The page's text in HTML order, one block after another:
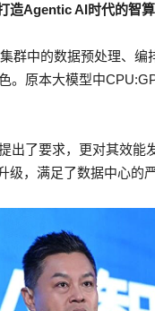
造Agentic AI时代的智
群中的数据预处理、
。原本大模型中
出了要求，更对其效
，满足了数据中心的